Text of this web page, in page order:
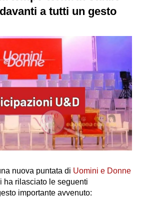
a tutti un gesto
nuova puntata di Uomini e Donne
ha rilasciato le seguenti
importante avvenuto: